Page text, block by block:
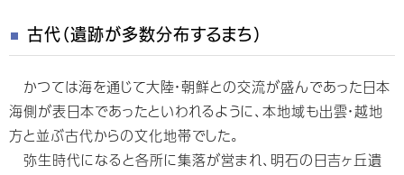
古代（遺跡が多数分布するまち）
かつては海を通じて大陸・朝鮮との交流が盛んであった日本
海側が表日本であったといわれるように、本地域も出雲・越地
方と並ぶ古代からの文化地帯でした。
弥生時代になると各所に集落が営まれ、明石の日吉ヶ丘遺